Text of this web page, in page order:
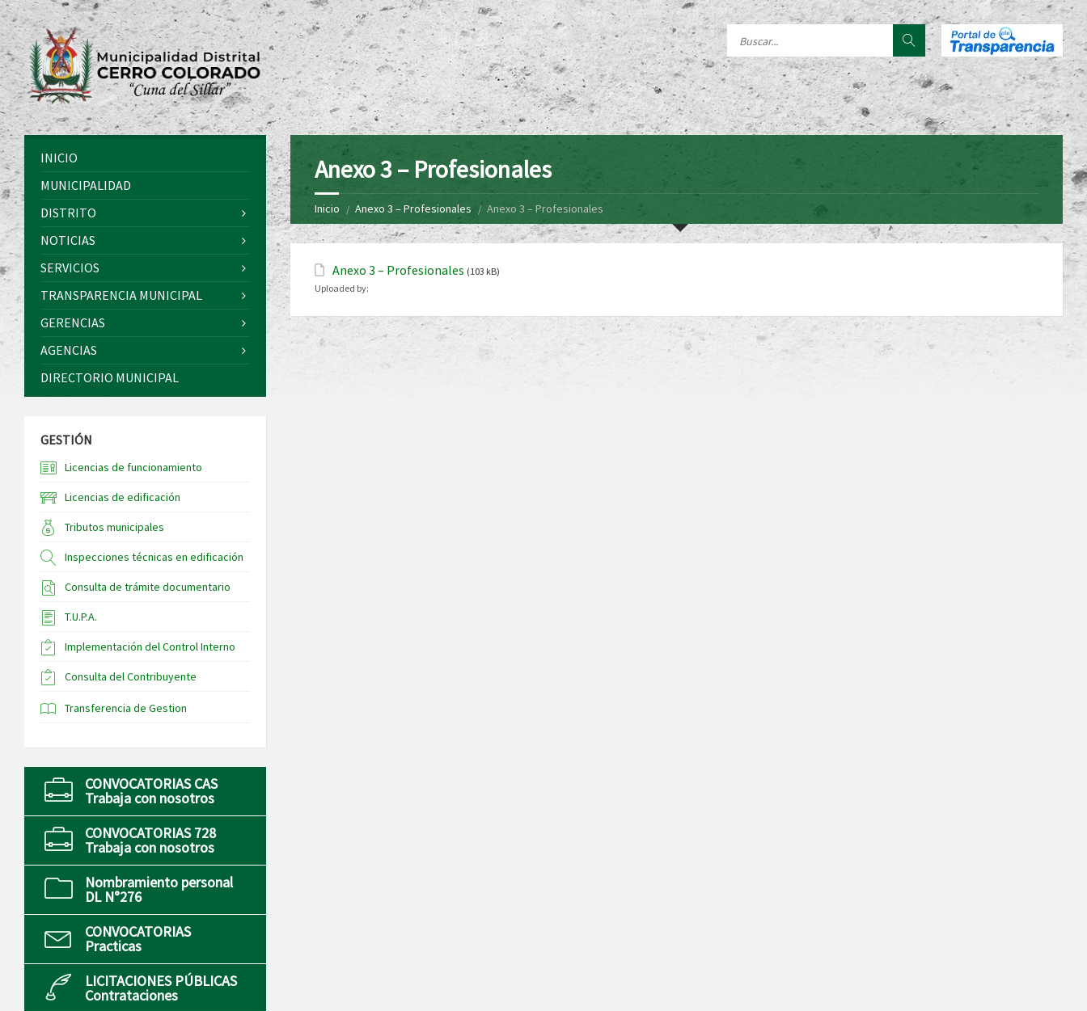
Anexo 3 – Profesionales
Inicio Anexo 3 – Profesionales Anexo 3 – Profesionales
Anexo 3 – Profesionales (103 kB)
Uploaded by:
INICIO
MUNICIPALIDAD
DISTRITO
NOTICIAS
SERVICIOS
TRANSPARENCIA MUNICIPAL
GERENCIAS
AGENCIAS
DIRECTORIO MUNICIPAL
GESTIÓN
Licencias de funcionamiento
Licencias de edificación
Tributos municipales
Inspecciones técnicas en edificación
Consulta de trámite documentario
T.U.P.A.
Implementación del Control Interno
Consulta del Contribuyente
Transferencia de Gestion
CONVOCATORIAS CAS
Trabaja con nosotros
CONVOCATORIAS 728
Trabaja con nosotros
Nombramiento personal
DL N°276
CONVOCATORIAS
Practicas
LICITACIONES PÚBLICAS
Contrataciones